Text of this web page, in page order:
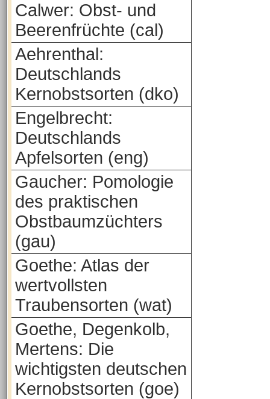
Calwer: Obst- und
Beerenfrüchte (cal)
Aehrenthal:
Deutschlands
Kernobstsorten (dko)
Engelbrecht:
Deutschlands
Apfelsorten (eng)
Gaucher: Pomologie
des praktischen
Obstbaumzüchters
(gau)
Goethe: Atlas der
wertvollsten
Traubensorten (wat)
Goethe, Degenkolb,
Mertens: Die
wichtigsten deutschen
Kernobstsorten (goe)